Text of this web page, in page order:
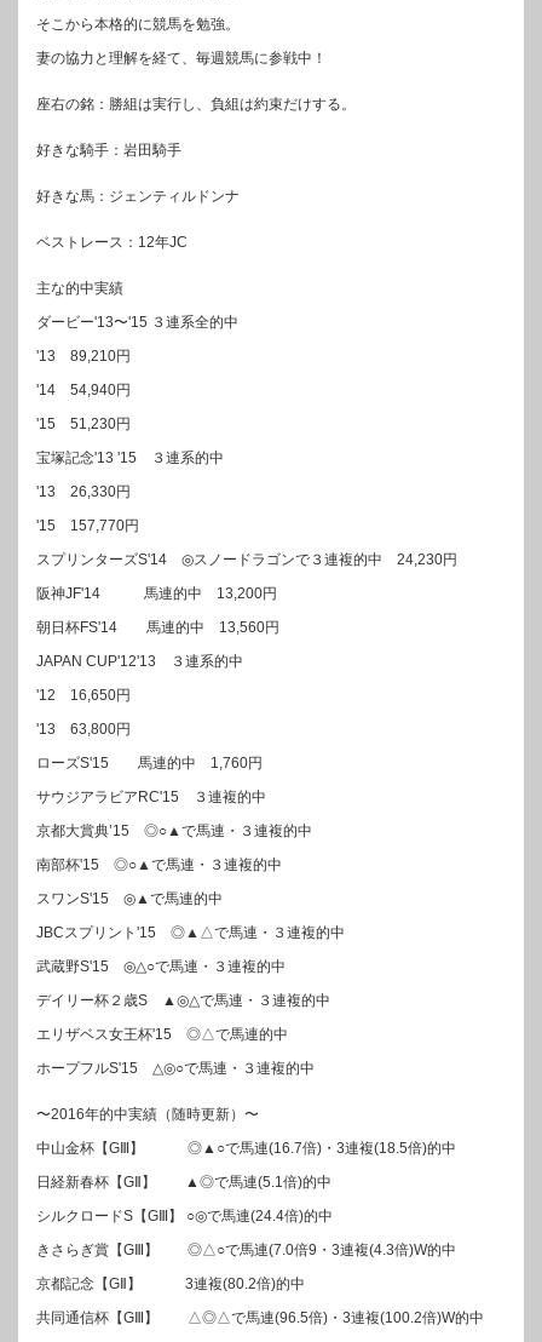
そこから本格的に競馬を勉強。
妻の協力と理解を経て、毎週競馬に参戦中！
座右の銘：勝組は実行し、負組は約束だけする。
好きな騎手：岩田騎手
好きな馬：ジェンティルドンナ
ベストレース：12年JC
主な的中実績
ダービー'13〜'15 ３連系全的中
'13 89,210円
'14 54,940円
'15 51,230円
宝塚記念'13 '15 ３連系的中
'13 26,330円
'15 157,770円
スプリンターズS'14 ◎スノードラゴンで３連複的中 24,230円
阪神JF'14 馬連的中 13,200円
朝日杯FS'14 馬連的中 13,560円
JAPAN CUP'12'13 ３連系的中
'12 16,650円
'13 63,800円
ローズS'15 馬連的中 1,760円
サウジアラビアRC'15 ３連複的中
京都大賞典’15 ◎○▲で馬連・３連複的中
南部杯'15 ◎○▲で馬連・３連複的中
スワンS'15 ◎▲で馬連的中
JBCスプリント'15 ◎▲△で馬連・３連複的中
武蔵野S'15 ◎△○で馬連・３連複的中
デイリー杯２歳S ▲◎△で馬連・３連複的中
エリザベス女王杯'15 ◎△で馬連的中
ホープフルS'15 △◎○で馬連・３連複的中
〜2016年的中実績（随時更新）〜
中山金杯【GⅢ】 ◎▲○で馬連(16.7倍)・3連複(18.5倍)的中
日経新春杯【GⅡ】 ▲◎で馬連(5.1倍)的中
シルクロードS【GⅢ】 ○◎で馬連(24.4倍)的中
きさらぎ賞【GⅢ】 ◎△○で馬連(7.0倍9・3連複(4.3倍)W的中
京都記念【GⅡ】 3連複(80.2倍)的中
共同通信杯【GⅢ】 △◎△で馬連(96.5倍)・3連複(100.2倍)W的中